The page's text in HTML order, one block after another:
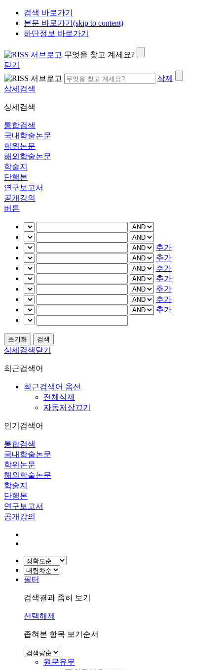
검색 바로가기
본문 바로가기(skip to content)
하단정보 바로가기
무엇을 찾고 계세요?
닫기
삭제
상세검색
상세검색
통합검색
국내학술논문
학위논문
해외학술논문
학술지
단행본
연구보고서
공개강의
버튼
추가
추가
추가
추가
추가
추가
추가
상세검색닫기
최근검색어
최근검색어 옵션
전체삭제
자동저장끄기
인기검색어
통합검색
국내학술논문
학위논문
해외학술논문
학술지
단행본
연구보고서
공개강의
필터
검색결과 좁혀 보기
선택해제
좁혀본 항목 보기순서
원문유무